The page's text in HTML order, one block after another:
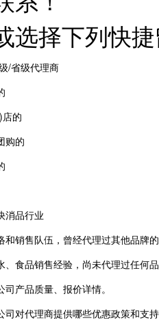
选择下列快
/省级代理商
的
购的
消品行业
和销售队伍，曾经代理过其他品牌
、食品销售经验，尚未代理过任何
产品质量、报价详情。
司对代理商提供哪些优惠政策和支